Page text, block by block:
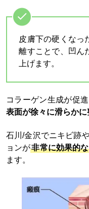
皮膚下の硬くなっ
離すことで、凹ん
上げます。​
コラーゲン生成が促
表面が徐々に滑らかに
石川/金沢でニキビ跡
ョンが非常に効果的
ます。